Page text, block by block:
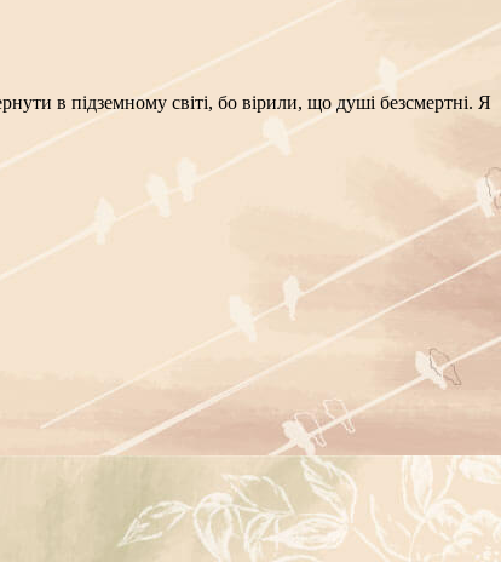
в підземному світі, бо вірили, що душі безсмертні. Я